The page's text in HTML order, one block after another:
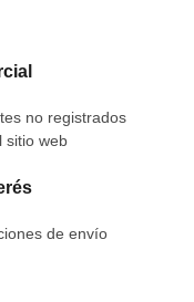
no registrados
sitio web
de envío